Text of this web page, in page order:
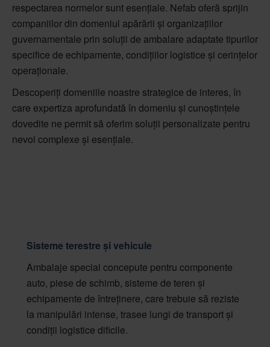
respectarea normelor sunt esențiale. Nefab oferă sprijin
companiilor din domeniul apărării și organizațiilor
guvernamentale prin soluții de ambalare adaptate tipurilor
specifice de echipamente, condițiilor logistice și cerințelor
operaționale.
Descoperiți domeniile noastre strategice de interes, în
care expertiza aprofundată în domeniu și cunoștințele
dovedite ne permit să oferim soluții personalizate pentru
nevoi complexe și esențiale.
Sisteme terestre și vehicule
Ambalaje special concepute pentru componente
auto, piese de schimb, sisteme de teren și
echipamente de întreținere, care trebuie să reziste
la manipulări intense, trasee lungi de transport și
condiții logistice dificile.